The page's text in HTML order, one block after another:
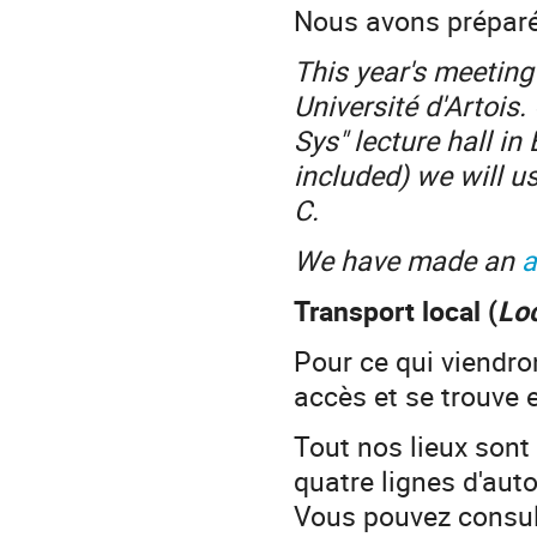
Nous avons
This year's
Université
Sys" lecture hall in
included) we will
C.
We have made an
Transport local (
Pour ce qui
accès et se trouve
Tout nos lieux
quatre lignes
Vous pouvez